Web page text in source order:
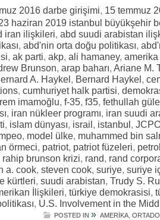
2016 darbe girişimi, 15 temmuz
haziran 2019 istanbul büyükşehir
iran ilişkileri, abd suudi arabistan
, abd'nin orta doğu politikası,
, ak parti, akp, ali hamaney,
Brunson, arap baharı, Ariane M.
A. Haykel, Bernard Haykel,
, cumhuriyet halk partisi,
imamoğlu, f-35, f35, fethullah
, iran nükleer programı, iran suudi
, islam dünyası, israil, istanbul,
, model ülke, muhammed bin
örmeci, patriot, patriot füzeleri,
rahip brunson krizi, rand, rand
a. cook, steven cook, suriye, suriye
kürtleri, suudi arabistan, Trudy S.
İlişkileri, türkiye demokrasisi,
, U.S. Involvement in the
POSTED IN » AMERİKA